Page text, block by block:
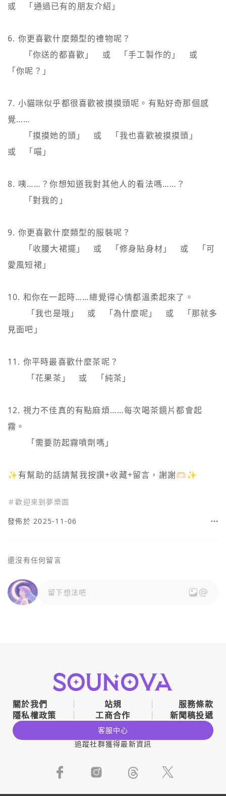
或　「通過已有的朋友介紹」
6. 你更喜歡什麼類型的禮物呢？
「你呢？」
7. 小貓咪似乎都很喜歡被摸摸頭呢。有點好奇那個感
覺……
或　「喵」
8. 咦……？你想知道我對其他人的看法嗎……？
9. 你更喜歡什麼類型的服裝呢？
愛風短裙」
10. 和你在一起時……總覺得心情都溫柔起來了。
見面吧」
11. 你平時最喜歡什麼茶呢？
12. 視力不佳真的有點麻煩……每次喝茶鏡片都會起
霧。
✨有幫助的話請幫我按讚+收藏+留言，謝謝🫶🏻✨
＃歡迎來到夢樂園
發佈於 2025-11-06
還沒有任何留言
留下想法吧
關於我們 站規
服務條款
隱私權政策
工商合作 新聞稿投遞
客服中心
追蹤社群獲得最新資訊